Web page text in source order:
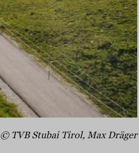
© TVB Stubai Tirol, Max Dräger